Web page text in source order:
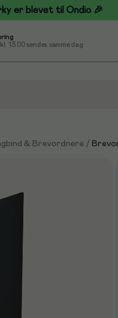
er blevet til Ondio 🎉
13.00 sendes samme dag
& Brevordnere /